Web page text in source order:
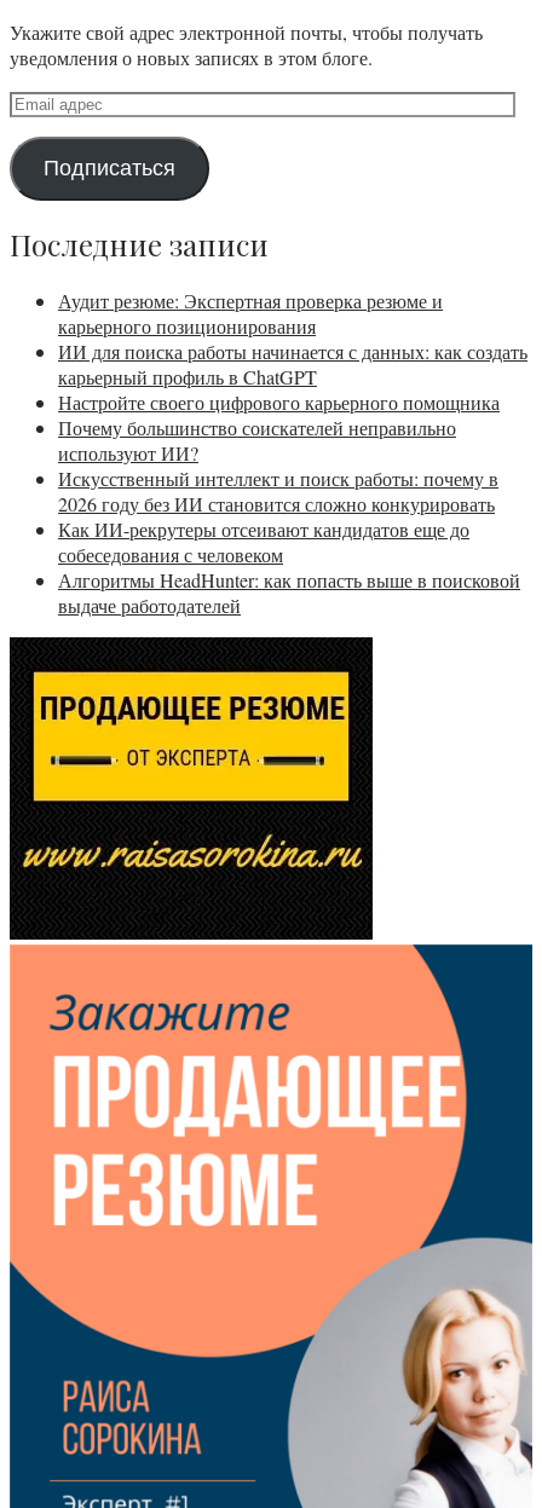
Укажите свой адрес электронной почты, чтобы получать
уведомления о новых записях в этом блоге.
Подписаться
Последние записи
Аудит резюме: Экспертная проверка резюме и
карьерного позиционирования
ИИ для поиска работы начинается с данных: как создать
карьерный профиль в ChatGPT
Настройте своего цифрового карьерного помощника
Почему большинство соискателей неправильно
используют ИИ?
Искусственный интеллект и поиск работы: почему в
2026 году без ИИ становится сложно конкурировать
Как ИИ-рекрутеры отсеивают кандидатов еще до
собеседования с человеком
Алгоритмы HeadHunter: как попасть выше в поисковой
выдаче работодателей